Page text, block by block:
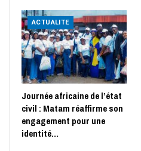
ACTUALITE
Journée africaine de l’état
civil : Matam réaffirme son
engagement pour une
identité…